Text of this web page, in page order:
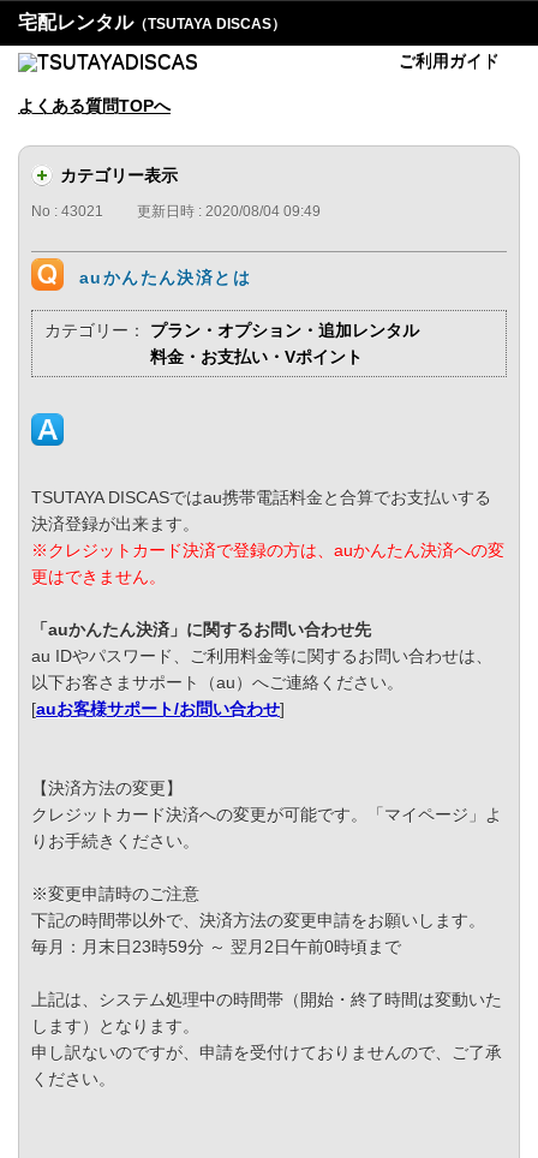
宅配レンタル（TSUTAYA DISCAS）
ご利用ガイド
よくある質問TOPへ
カテゴリー表示
No : 43021 更新日時 : 2020/08/04 09:49
auかんたん決済とは
カテゴリー：
プラン・オプション・追加レンタル
料金・お支払い・Vポイント
TSUTAYA DISCASではau携帯電話料金と合算でお支払いする
決済登録が出来ます。
※クレジットカード決済で登録の方は、auかんたん決済への変
更はできません。
「auかんたん決済」に関するお問い合わせ先
au IDやパスワード、ご利用料金等に関するお問い合わせは、
以下お客さまサポート（au）へご連絡ください。
[auお客様サポート/お問い合わせ]
【決済方法の変更】
クレジットカード決済への変更が可能です。「マイページ」よ
りお手続きください。
※変更申請時のご注意
下記の時間帯以外で、決済方法の変更申請をお願いします。
毎月：月末日23時59分 ～ 翌月2日午前0時頃まで
上記は、システム処理中の時間帯（開始・終了時間は変動いた
します）となります。
申し訳ないのですが、申請を受付けておりませんので、ご了承
ください。